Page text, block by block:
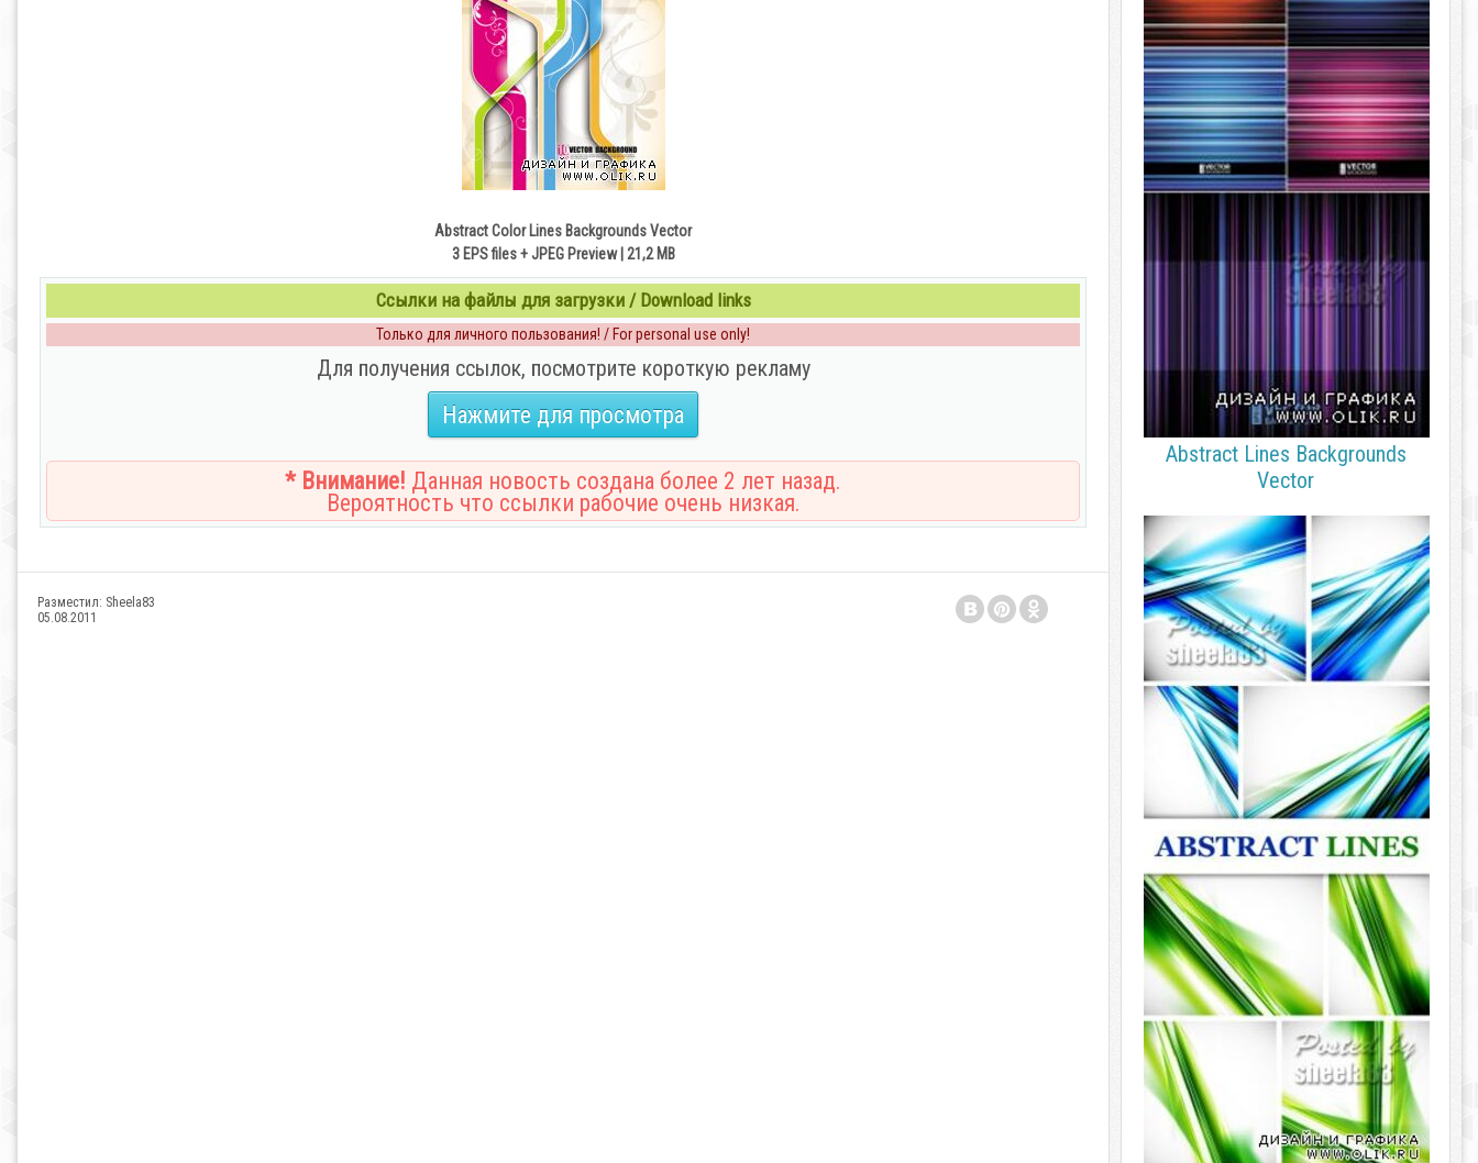
Abstract Color Lines Backgrounds Vector
3 EPS files + JPEG Preview | 21,2 MB
Ссылки на файлы для загрузки / Download links
Только для личного пользования! / For personal use only!
Для получения ссылок, посмотрите короткую рекламу
Нажмите для просмотра
* Внимание! Данная новость создана более 2 лет назад.
Вероятность что ссылки рабочие очень низкая.
Разместил: Sheela83
05.08.2011
Abstract Lines Backgrounds
Vector